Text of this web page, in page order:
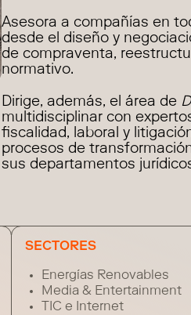
Asesora a compañías en
desde el diseño y
de compraventa,
normativo.
Dirige, además, el área de
multidisciplinar con
fiscalidad, laboral y
procesos de
sus departamentos
SECTORES
Energías Renovables
Media & Entertainment
TIC e Internet